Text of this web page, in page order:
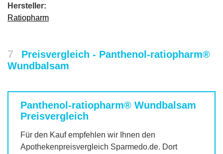
Hersteller:
Ratiopharm
7
Preisvergleich - Panthenol-ratiopharm®
Wundbalsam
Panthenol-ratiopharm® Wundbalsam
Preisvergleich
Für den Kauf empfehlen wir Ihnen den
Apothekenpreisvergleich Sparmedo.de. Dort